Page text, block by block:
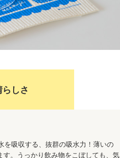
しさ
を吸収する、抜群の吸水力！薄いの
す。うっかり飲み物をこぼしても、気